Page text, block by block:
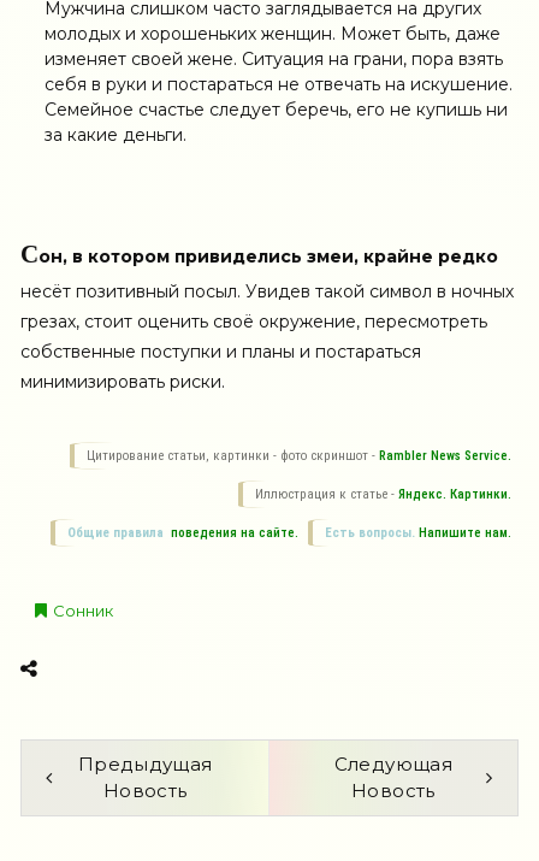
Мужчина слишком часто заглядывается на других
молодых и хорошеньких женщин. Может быть, даже
изменяет своей жене. Ситуация на грани, пора взять
себя в руки и постараться не отвечать на искушение.
Семейное счастье следует беречь, его не купишь ни
за какие деньги.
Сон, в котором привиделись змеи, крайне редко
несёт позитивный посыл. Увидев такой символ в ночных
грезах, стоит оценить своё окружение, пересмотреть
собственные поступки и планы и постараться
минимизировать риски.
Цитирование статьи, картинки - фото скриншот - Rambler News Service.
Иллюстрация к статье - Яндекс. Картинки.
Есть вопросы. Напишите нам.
Общие правила поведения на сайте.
Сонник
Предыдущая
Новость
Следующая
Новость